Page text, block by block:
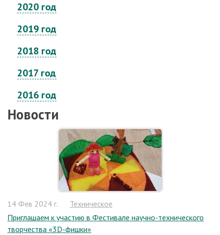
2020 год
2019 год
2018 год
2017 год
2016 год
Новости
14 Фев 2024 г.
Техническое
Приглашаем к участию в Фестивале научно-технического
творчества «3D-фишки»